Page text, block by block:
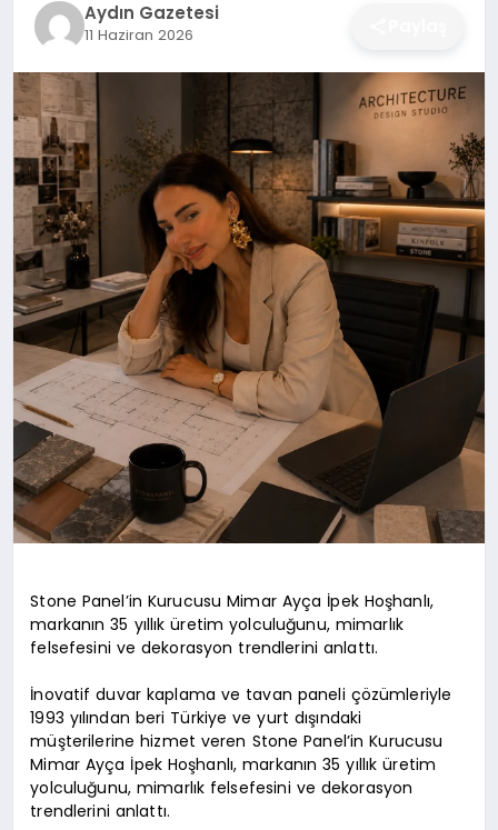
Aydın Gazetesi
11 Haziran 2026
Stone Panel’in Kurucusu Mimar Ayça İpek Hoşhanlı,
markanın 35 yıllık üretim yolculuğunu, mimarlık
felsefesini ve dekorasyon trendlerini anlattı.
İnovatif duvar kaplama ve tavan paneli çözümleriyle
1993 yılından beri Türkiye ve yurt dışındaki
müşterilerine hizmet veren Stone Panel’in Kurucusu
Mimar Ayça İpek Hoşhanlı, markanın 35 yıllık üretim
yolculuğunu, mimarlık felsefesini ve dekorasyon
trendlerini anlattı.